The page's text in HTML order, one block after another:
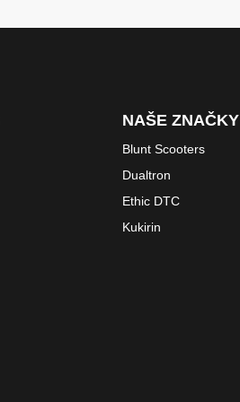
NAŠE ZNAČKY
Blunt Scooters
Dualtron
Ethic DTC
Kukirin